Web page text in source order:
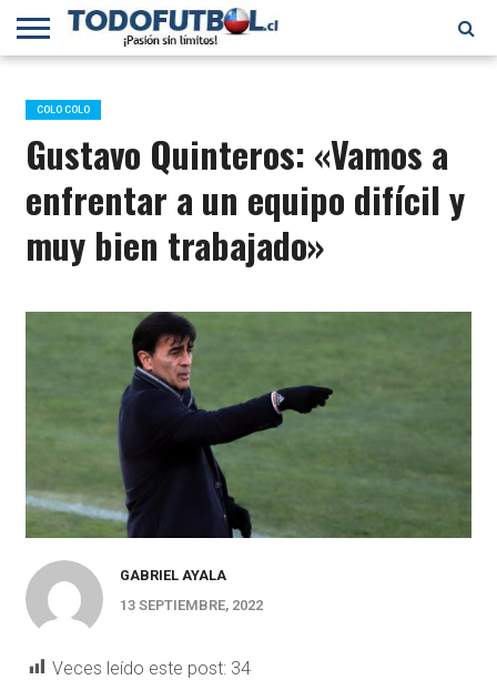
PRIMERA
B
SELECCIÓN
CHILENA
CHILENOS
EN EL
MUNDO
FÚTBOL
INTERNACIONAL
COLO COLO
Gustavo Quinteros: «Vamos a
enfrentar a un equipo difícil y
muy bien trabajado»
GABRIEL AYALA
13 SEPTIEMBRE, 2022
Veces leído este post: 34